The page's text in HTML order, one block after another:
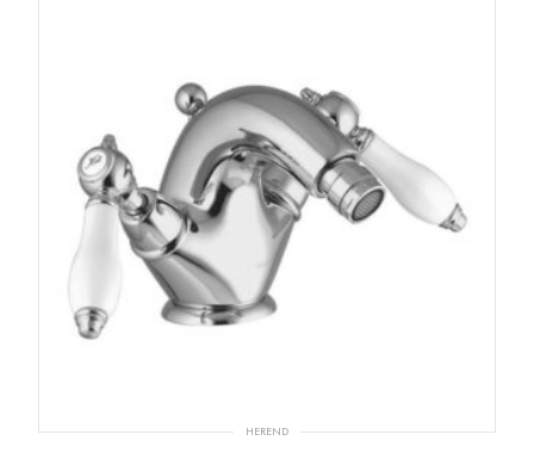
HEREND